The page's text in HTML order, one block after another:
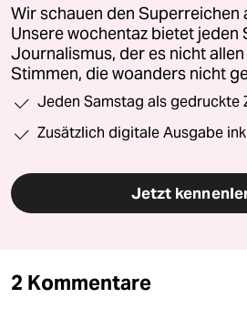
Wir schauen den Superreichen
Unsere wochentaz bietet jeden
Journalismus, der es nicht
Stimmen, die woanders nicht
Jeden Samstag als gedruckte
Zusätzlich digitale Ausgabe
Jetzt
2 Kommentare